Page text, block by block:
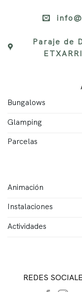
Paraje de
Bungalows
Glamping
Parcelas
Animación
Instalaciones
Actividades
REDES